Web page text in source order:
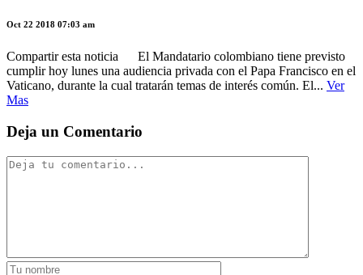
Oct 22 2018 07:03 am
Compartir esta noticia El Mandatario colombiano tiene previsto
cumplir hoy lunes una audiencia privada con el Papa Francisco en el
Vaticano, durante la cual tratarán temas de interés común. El... Ver
Mas
Deja un Comentario